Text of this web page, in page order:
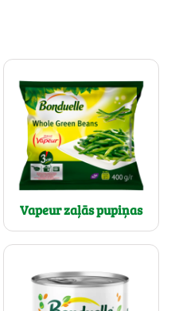
Vapeur zaļās pupiņas